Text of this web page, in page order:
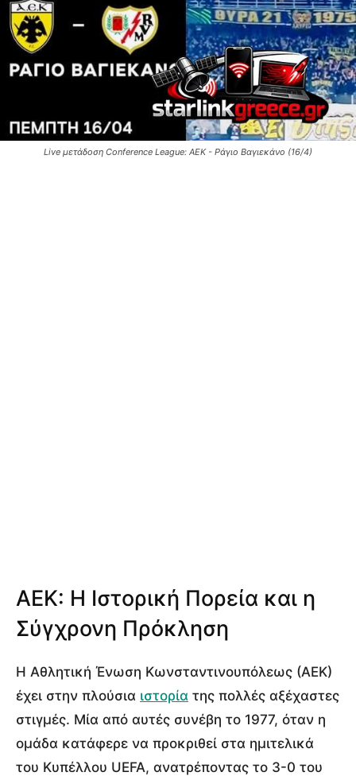
Live μετάδοση Conference League: ΑΕΚ - Ράγιο Βαγιεκάνο (16/4)
ΑΕΚ: Η Ιστορική Πορεία και η
Σύγχρονη Πρόκληση
Η Αθλητική Ένωση Κωνσταντινουπόλεως (ΑΕΚ)
έχει στην πλούσια ιστορία της πολλές αξέχαστες
στιγμές. Μία από αυτές συνέβη το 1977, όταν η
ομάδα κατάφερε να προκριθεί στα ημιτελικά
του Κυπέλλου UEFA, ανατρέποντας το 3-0 του